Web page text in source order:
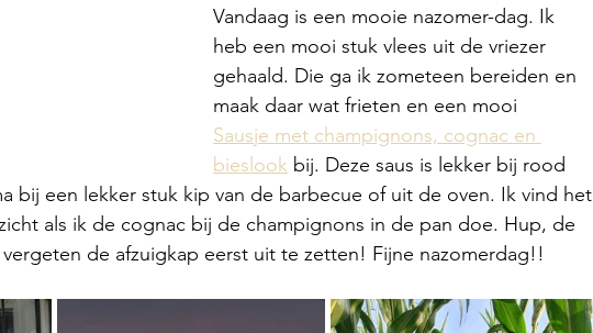
Vandaag is een mooie nazomer-dag. Ik
heb een mooi stuk vlees uit de vriezer
gehaald. Die ga ik zometeen bereiden en
maak daar wat frieten en een mooi
Sausje met champignons, cognac en
bieslook bij. Deze saus is lekker bij rood
bij een lekker stuk kip van de barbecue of uit de oven. Ik vind het
als ik de cognac bij de champignons in de pan doe. Hup, de
de afzuigkap eerst uit te zetten! Fijne nazomerdag!!